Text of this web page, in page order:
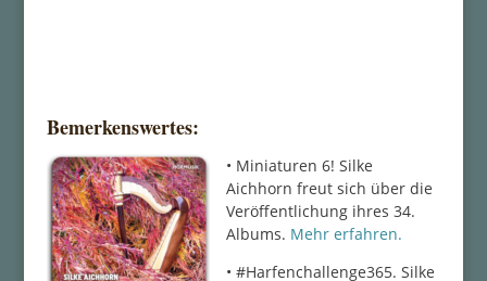
Bemerkenswertes:
• Miniaturen 6! Silke
Aichhorn freut sich über die
Veröffentlichung ihres 34.
Albums. Mehr erfahren.
• #Harfenchallenge365. Silke